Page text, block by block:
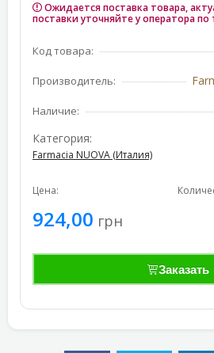
Ожидается поставка товара,
поставки уточняйте у оператора по
Код товара:
Производитель:
Наличие:
Категория:
Farmacia NUOVA (Италия)
Цена:
924,00 грн
Заказать